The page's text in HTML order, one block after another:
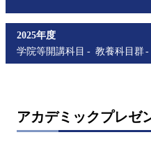
2025年度
学院等開講科目
教養科目群
アカデミックプレゼ